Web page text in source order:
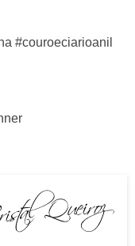
#couroeciarioanil